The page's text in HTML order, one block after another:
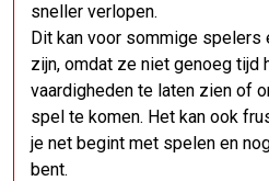
sneller verlopen.
Dit kan voor sommige spelers
zijn, omdat ze niet genoeg tijd
vaardigheden te laten zien of
spel te komen. Het kan ook
je net begint met spelen en
bent.